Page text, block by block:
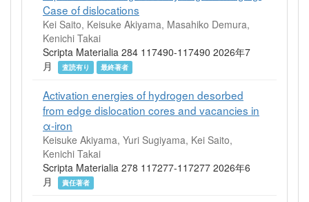
Case of dislocations
Kei Saito, Keisuke Akiyama, Masahiko Demura,
Kenichi Takai
Scripta Materialia 284 117490-117490 2026年7
月
査読有り 最終著者
Activation energies of hydrogen desorbed
from edge dislocation cores and vacancies in
α-iron
Keisuke Akiyama, Yuri Sugiyama, Kei Saito,
Kenichi Takai
Scripta Materialia 278 117277-117277 2026年6
月
責任著者